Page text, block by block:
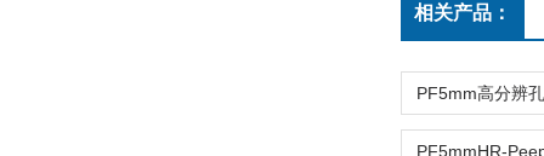
相关产品：